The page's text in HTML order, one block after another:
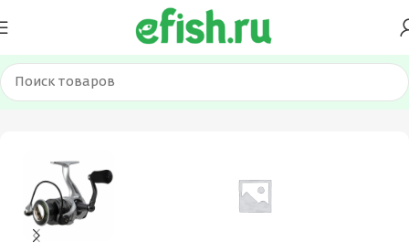
Главная Товар Вид крючка Тройной Страница 153